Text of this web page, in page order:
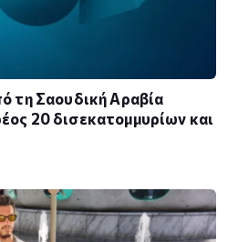
τη Σαουδική Αραβία
20 δισεκατομμυρίων και